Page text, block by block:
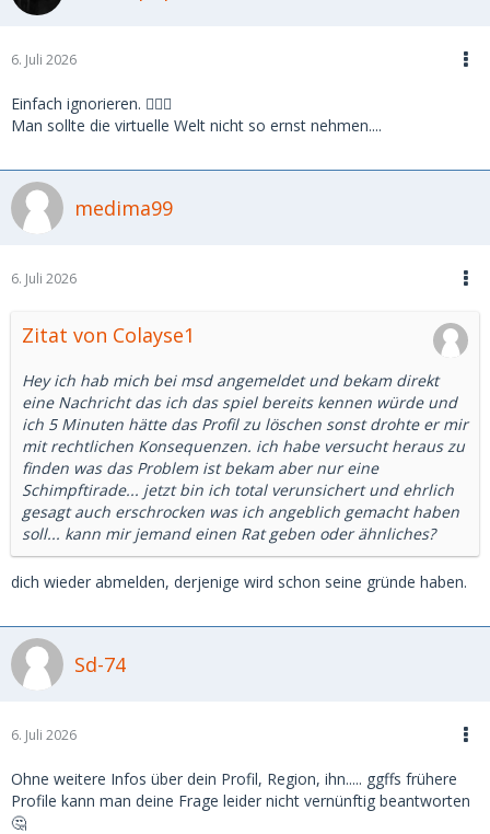
6. Juli 2026
Einfach ignorieren. 🤷🏻‍♀️
Man sollte die virtuelle Welt nicht so ernst nehmen....
medima99
6. Juli 2026
Zitat von Colayse1
Hey ich hab mich bei msd angemeldet und bekam direkt
eine Nachricht das ich das spiel bereits kennen würde und
ich 5 Minuten hätte das Profil zu löschen sonst drohte er mir
mit rechtlichen Konsequenzen. ich habe versucht heraus zu
finden was das Problem ist bekam aber nur eine
Schimpftirade... jetzt bin ich total verunsichert und ehrlich
gesagt auch erschrocken was ich angeblich gemacht haben
soll... kann mir jemand einen Rat geben oder ähnliches?
dich wieder abmelden, derjenige wird schon seine gründe haben.
Sd-74
6. Juli 2026
Ohne weitere Infos über dein Profil, Region, ihn..... ggffs frühere
Profile kann man deine Frage leider nicht vernünftig beantworten
🤔